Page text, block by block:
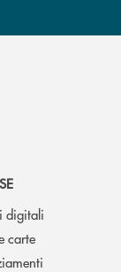
digitali
carte